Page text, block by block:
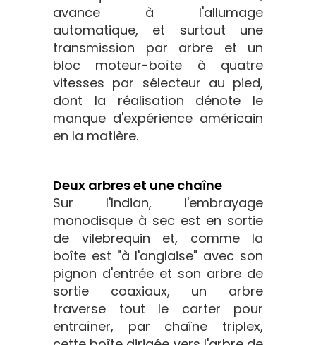
avance à l'allumage
automatique, et surtout une
transmission par arbre et un
bloc moteur-boîte à quatre
vitesses par sélecteur au pied,
dont la réalisation dénote le
manque d'expérience américain
en la matière.
Deux arbres et une chaîne
Sur l'Indian, l'embrayage
monodisque à sec est en sortie
de vilebrequin et, comme la
boîte est "à l'anglaise" avec son
pignon d'entrée et son arbre de
sortie coaxiaux, un arbre
traverse tout le carter pour
entraîner, par chaîne triplex,